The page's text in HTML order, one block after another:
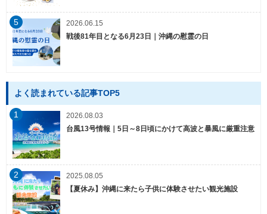
5
2026.06.15
戦後81年目となる6月23日｜沖縄の慰霊の日
よく読まれている記事TOP5
1
2026.08.03
台風13号情報｜5日～8日頃にかけて高波と暴風に厳重注意
2
2025.08.05
【夏休み】沖縄に来たら子供に体験させたい観光施設